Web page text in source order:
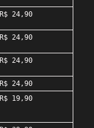
R$ 24,90
R$ 24,90
R$ 24,90
R$ 24,90
R$ 19,90